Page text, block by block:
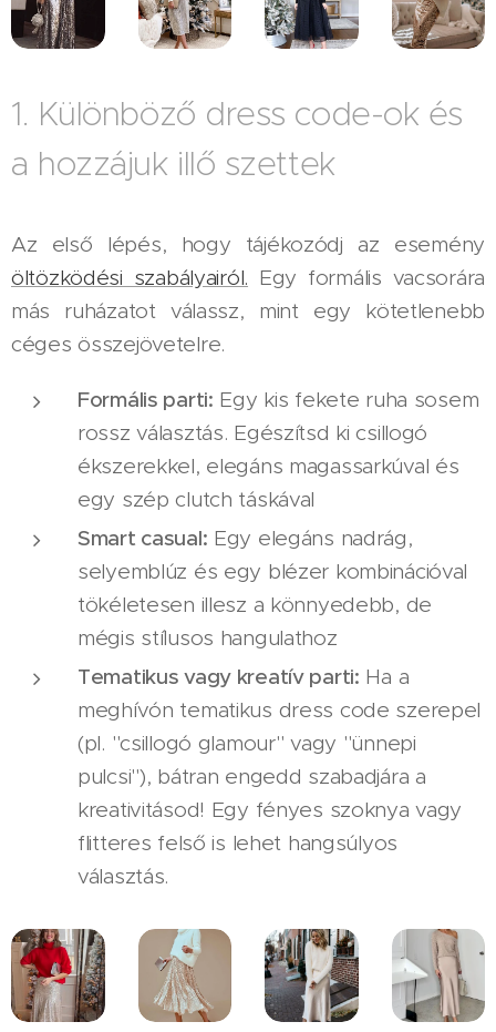
1. Különböző dress code-ok és
a hozzájuk illő szettek
Az első lépés, hogy tájékozódj az esemény
öltözködési szabályairól. Egy formális vacsorára
más ruházatot válassz, mint egy kötetlenebb
céges összejövetelre.
Formális parti: Egy kis fekete ruha sosem
rossz választás. Egészítsd ki csillogó
ékszerekkel, elegáns magassarkúval és
egy szép clutch táskával
Smart casual: Egy elegáns nadrág,
selyemblúz és egy blézer kombinációval
tökéletesen illesz a könnyedebb, de
mégis stílusos hangulathoz
Tematikus vagy kreatív parti: Ha a
meghívón tematikus dress code szerepel
(pl. "csillogó glamour" vagy "ünnepi
pulcsi"), bátran engedd szabadjára a
kreativitásod! Egy fényes szoknya vagy
flitteres felső is lehet hangsúlyos
választás.